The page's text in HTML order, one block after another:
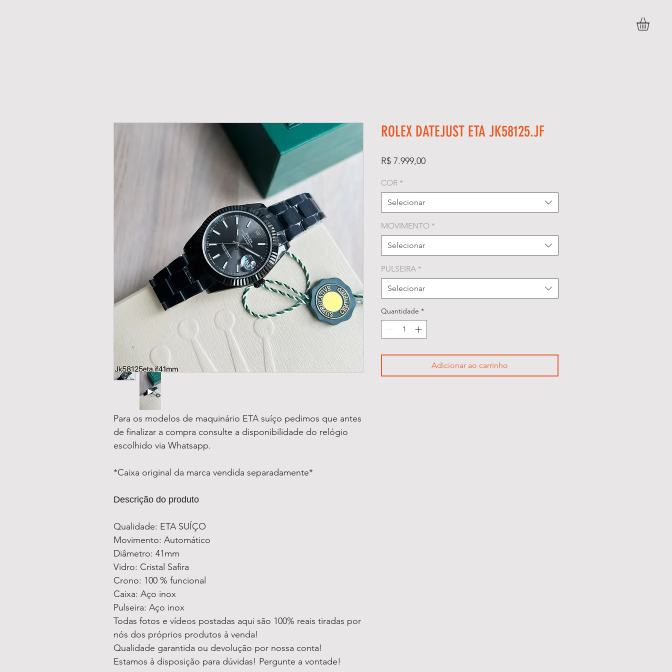
Para os modelos de maquinário ETA suíço pedimos que antes
de finalizar a compra consulte a disponibilidade do relógio
escolhido via Whatsapp.
*Caixa original da marca vendida separadamente*
Descrição do produto
Qualidade: ETA SUÍÇO
Movimento: Automático
Diâmetro: 41mm
Vidro: Cristal Safira
Crono: 100 % funcional
Caixa: Aço inox
Pulseira: Aço inox
Todas fotos e vídeos postadas aqui são 100% reais tiradas por
nós dos próprios produtos à venda!
Qualidade garantida ou devolução por nossa conta!
Estamos à disposição para dúvidas! Pergunte a vontade!
ROLEX DATEJUST ETA JK58125.JF
R$ 7.999,00Preço
COR *
Selecionar
MOVIMENTO *
Selecionar
PULSEIRA *
Selecionar
Quantidade *
Adicionar ao carrinho